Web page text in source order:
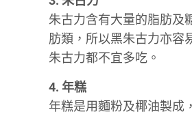
朱古力含有大量的脂肪及
肪類，所以黑朱古力亦容
朱古力都不宜多吃。
4. 年糕
年糕是用麵粉及椰油製成